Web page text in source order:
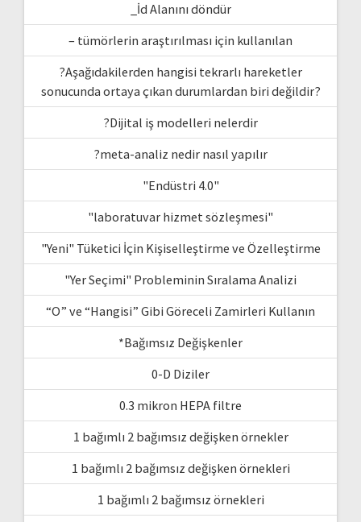
_İd Alanını döndür
– tümörlerin araştırılması için kullanılan
?Aşağıdakilerden hangisi tekrarlı hareketler
sonucunda ortaya çıkan durumlardan biri değildir?
?Dijital iş modelleri nelerdir
?meta-analiz nedir nasıl yapılır
"Endüstri 4.0"
"laboratuvar hizmet sözleşmesi"
"Yeni" Tüketici İçin Kişiselleştirme ve Özelleştirme
"Yer Seçimi" Probleminin Sıralama Analizi
“O” ve “Hangisi” Gibi Göreceli Zamirleri Kullanın
*Bağımsız Değişkenler
0-D Diziler
0.3 mikron HEPA filtre
1 bağımlı 2 bağımsız değişken örnekler
1 bağımlı 2 bağımsız değişken örnekleri
1 bağımlı 2 bağımsız örnekleri